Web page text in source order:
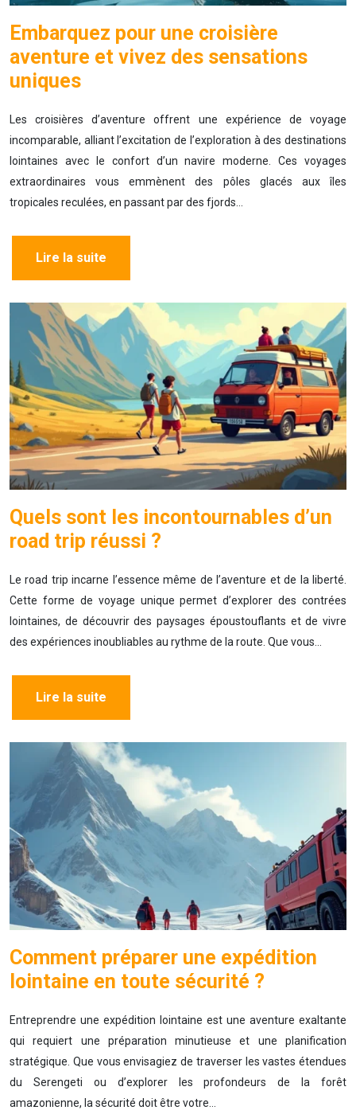
Embarquez pour une croisière
aventure et vivez des sensations
uniques
Les croisières d’aventure offrent une expérience de voyage
incomparable, alliant l’excitation de l’exploration à des destinations
lointaines avec le confort d’un navire moderne. Ces voyages
extraordinaires vous emmènent des pôles glacés aux îles
tropicales reculées, en passant par des fjords…
Lire la suite
Quels sont les incontournables d’un
road trip réussi ?
Le road trip incarne l’essence même de l’aventure et de la liberté.
Cette forme de voyage unique permet d’explorer des contrées
lointaines, de découvrir des paysages époustouflants et de vivre
des expériences inoubliables au rythme de la route. Que vous…
Lire la suite
Comment préparer une expédition
lointaine en toute sécurité ?
Entreprendre une expédition lointaine est une aventure exaltante
qui requiert une préparation minutieuse et une planification
stratégique. Que vous envisagiez de traverser les vastes étendues
du Serengeti ou d’explorer les profondeurs de la forêt
amazonienne, la sécurité doit être votre…